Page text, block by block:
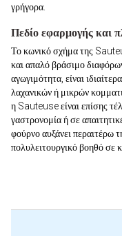
γρήγορα.
Πεδίο εφαρμογής και
Το κωνικό σχήμα της
και απαλό βράσιμο
αγωγιμότητα, είναι
λαχανικών ή μικρών
η Sauteuse είναι επίσης
γαστρονομία ή σε
φούρνο αυξάνει περαιτέρω
πολυλειτουργικό βοηθό σε